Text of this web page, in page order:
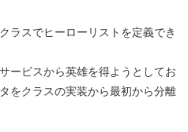
ラスでヒーローリストを定義でき
ービスから英雄を得ようとしてお
をクラスの実装から最初から分離